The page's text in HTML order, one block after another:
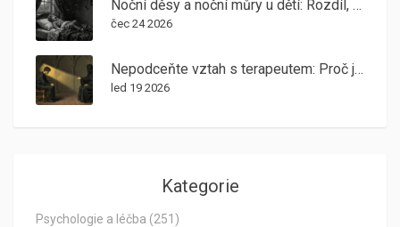
Noční děsy a noční můry u dětí: Rozdíl, příčiny a terapeutická pomoc
čec 24 2026
Nepodceňte vztah s terapeutem: Proč je pro výsledky terapie tak důležitý
led 19 2026
Kategorie
Psychologie a léčba (251)